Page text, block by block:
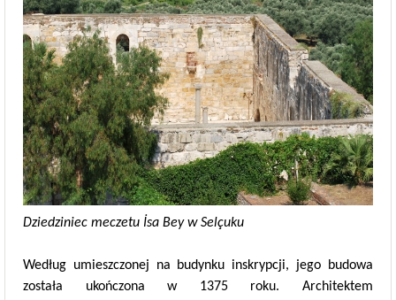
Dziedziniec meczetu İsa Bey w Selçuku
Według umieszczonej na budynku inskrypcji, jego budowa
została ukończona w 1375 roku. Architektem